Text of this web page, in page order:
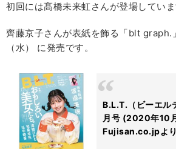
初回には髙橋未来虹さんが登場していま
齊藤京子さんが表紙を飾る「blt graph.
（水） に発売です。
B.L.T.（ビーエル
月号 (2020年10
Fujisan.co.jpより